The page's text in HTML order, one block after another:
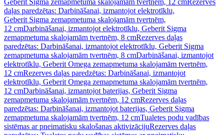
Geberit Sigma zemapmetuma skalojamām tvertnēm, 12 cmRezerves
daļas paredzētas: Darbināšanai, izmantojot elektrotīklu,
Geberit Sigma zemapmetuma skalojamām tvertnēm,
12 cmDarbināšanai, izmantojot elektrotīklu, Geberit Sigma
zemapmetuma skalojamām tvertnēm, 8 cmRezerves daļas
paredzētas: Darbināšanai, izmantojot elektrotīklu, Geberit Sigma
zemapmetuma skalojamām tvertnēm, 8 cmDarbināšanai, izmantojot
elektrotīklu, Geberit Omega zemapmetuma skalojamām tvertnēm,
12 cmRezerves daļas paredzētas: Darbināšanai, izmantojot
elektrotīklu, Geberit Omega zemapmetuma skalojamām tvertnēm,
12 cmDarbināšanai, izmantojot baterijas, Geberit Sigma
zemapmetuma skalojamām tvertnēm, 12 cmRezerves daļas
paredzētas: Darbināšanai, izmantojot baterijas, Geberit Sigma
zemapmetuma skalojamām tvertnēm, 12 cmTualetes podu vadības
sistēmas ar pneimatisku skalošanas aktivizācijuRezerves daļas